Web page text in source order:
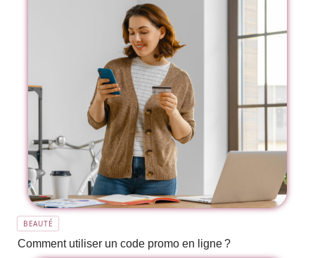
BEAUTÉ
Comment utiliser un code promo en ligne ?